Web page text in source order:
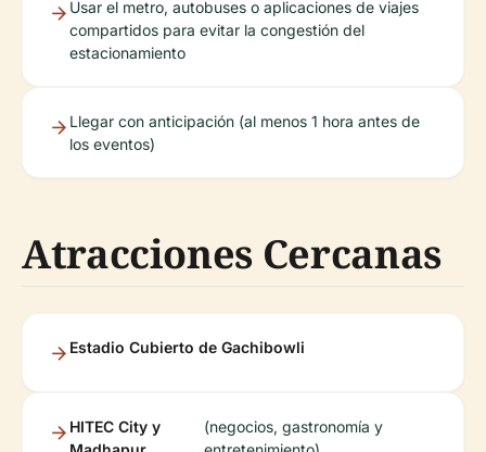
Usar el metro, autobuses o aplicaciones de viajes
compartidos para evitar la congestión del
estacionamiento
Llegar con anticipación (al menos 1 hora antes de
los eventos)
Atracciones Cercanas
Estadio Cubierto de Gachibowli
HITEC City y
(negocios, gastronomía y